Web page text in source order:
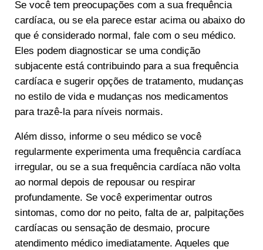
Se você tem preocupações com a sua frequência
cardíaca, ou se ela parece estar acima ou abaixo do
que é considerado normal, fale com o seu médico.
Eles podem diagnosticar se uma condição
subjacente está contribuindo para a sua frequência
cardíaca e sugerir opções de tratamento, mudanças
no estilo de vida e mudanças nos medicamentos
para trazê-la para níveis normais.
Além disso, informe o seu médico se você
regularmente experimenta uma frequência cardíaca
irregular, ou se a sua frequência cardíaca não volta
ao normal depois de repousar ou respirar
profundamente. Se você experimentar outros
sintomas, como dor no peito, falta de ar, palpitações
cardíacas ou sensação de desmaio, procure
atendimento médico imediatamente. Aqueles que